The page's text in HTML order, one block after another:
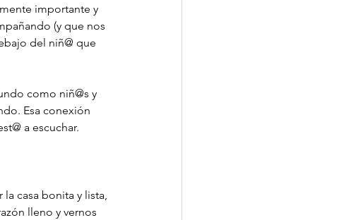
importante y
(y que nos
del niñ@ que
como niñ@s y
Esa conexión
a escuchar.
casa bonita y lista,
lleno y vernos